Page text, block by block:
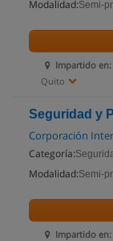
Modalidad:Semi-
Impartido en:
Quito
Seguridad y
Corporación
Categoría:
Modalidad:Semi-
Impartido en: